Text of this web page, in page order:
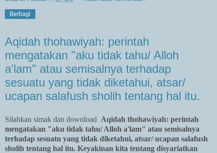
Berbagi
Aqidah thohawiyah: perintah
mengatakan "aku tidak tahu/ Alloh
a'lam" atau semisalnya terhadap
sesuatu yang tidak diketahui, atsar/
ucapan salafush sholih tentang hal itu.
Silahkan simak dan download Aqidah thohawiyah: perintah
mengatakan "aku tidak tahu/ Alloh a'lam" atau semisalnya
terhadap sesuatu yang tidak diketahui, atsar/ ucapan salafush
sholih tentang hal itu. Keyakinan kita tentang disyariatkan